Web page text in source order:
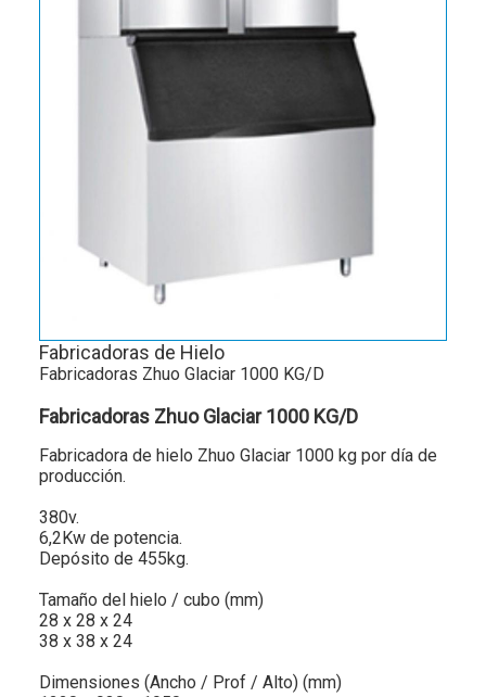
Fabricadoras de Hielo
Fabricadoras Zhuo Glaciar 1000 KG/D
Fabricadoras Zhuo Glaciar 1000 KG/D
Fabricadora de hielo Zhuo Glaciar 1000 kg por día de
producción.
380v.
6,2Kw de potencia.
Depósito de 455kg.
Tamaño del hielo / cubo (mm)
28 x 28 x 24
38 x 38 x 24
Dimensiones (Ancho / Prof / Alto) (mm)